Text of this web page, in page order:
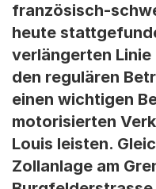
französisch-
heute
verlängerten Linie
den regulären
einen wichtigen
motorisierten
Louis leisten.
Zollanlage am